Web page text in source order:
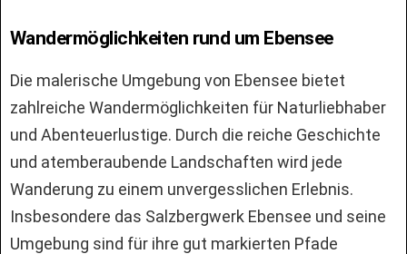
Wandermöglichkeiten rund um Ebensee
Die malerische Umgebung von Ebensee bietet
zahlreiche Wandermöglichkeiten für Naturliebhaber
und Abenteuerlustige. Durch die reiche Geschichte
und atemberaubende Landschaften wird jede
Wanderung zu einem unvergesslichen Erlebnis.
Insbesondere das Salzbergwerk Ebensee und seine
Umgebung sind für ihre gut markierten Pfade